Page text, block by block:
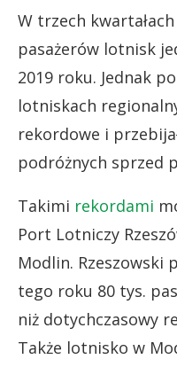
W trzech
pasażerów lotnisk
2019 roku. Jednak
lotniskach
rekordowe i
podróżnych sprzed
Takimi rekordami
Port Lotniczy
Modlin. Rzeszowski
tego roku 80 tys.
niż dotychczasowy
Także lotnisko w